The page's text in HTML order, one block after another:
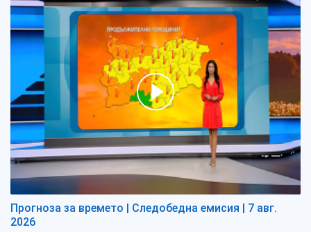
Прогноза за времето | Следобедна емисия | 7 авг.
2026